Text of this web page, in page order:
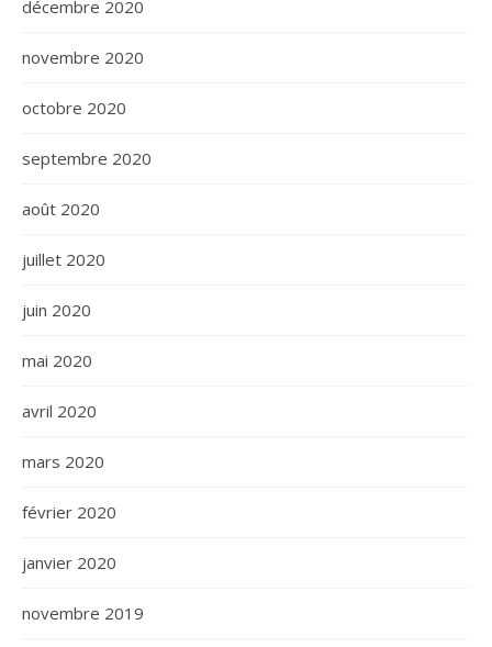
décembre 2020
novembre 2020
octobre 2020
septembre 2020
août 2020
juillet 2020
juin 2020
mai 2020
avril 2020
mars 2020
février 2020
janvier 2020
novembre 2019